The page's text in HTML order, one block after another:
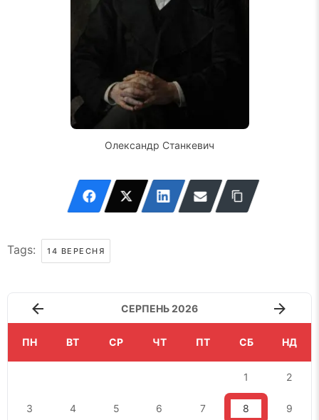
Олександр Станкевич
Tags: 14 ВЕРЕСНЯ
СЕРПЕНЬ 2026
ПН ВТ СР ЧТ ПТ СБ НД
1 2
3 4 5 6 7 8 9